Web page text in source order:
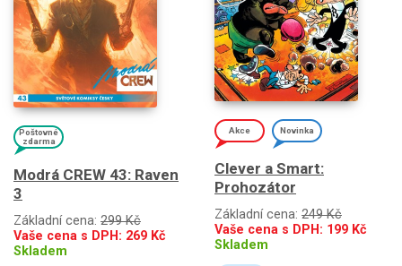
Poštovné
zdarma
Modrá CREW 43: Raven
3
Základní cena: 299 Kč
Vaše cena s DPH: 269 Kč
Skladem
Akce Novinka
Clever a Smart:
Prohozátor
Základní cena: 249 Kč
Vaše cena s DPH: 199 Kč
Skladem